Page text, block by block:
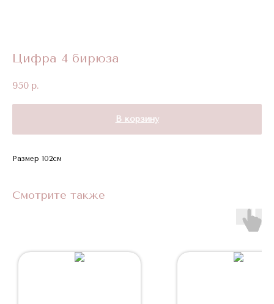
Цифра 4 бирюза
950 р.
В корзину
Размер 102см
Смотрите также